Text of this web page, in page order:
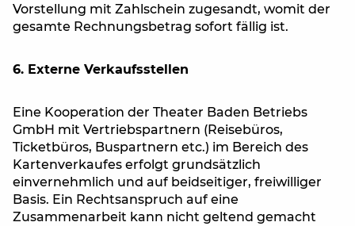
Vorstellung mit Zahlschein zugesandt, womit der
gesamte Rechnungsbetrag sofort fällig ist.
6. Externe Verkaufsstellen
Eine Kooperation der Theater Baden Betriebs
GmbH mit Vertriebspartnern (Reisebüros,
Ticketbüros, Buspartnern etc.) im Bereich des
Kartenverkaufes erfolgt grundsätzlich
einvernehmlich und auf beidseitiger, freiwilliger
Basis. Ein Rechtsanspruch auf eine
Zusammenarbeit kann nicht geltend gemacht